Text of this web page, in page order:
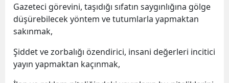
Gazeteci görevini, taşıdığı sıfatın saygınlığına gölge
düşürebilecek yöntem ve tutumlarla yapmaktan
sakınmak,
Şiddet ve zorbalığı özendirici, insani değerleri incitici
yayın yapmaktan kaçınmak,